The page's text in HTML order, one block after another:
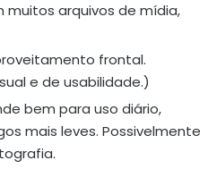
muitos arquivos de mídia,
frontal.
e de usabilidade.)
bem para uso diário,
mais leves. Possivelmente